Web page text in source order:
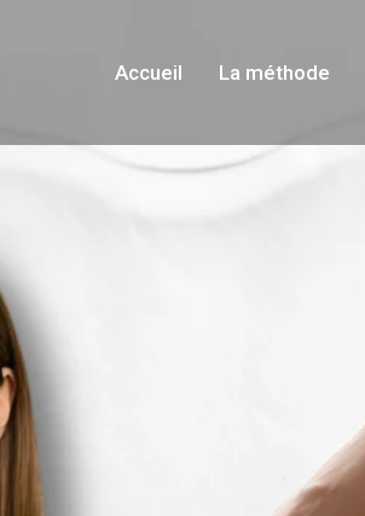
Accueil La méthode